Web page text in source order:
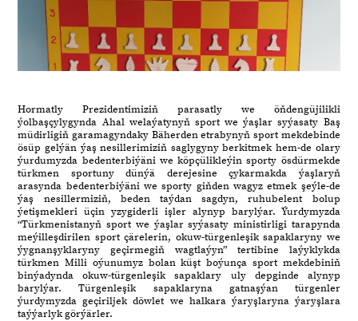
Hormatly Prezidentimiziň parasatly we öňdengüjilikli
ýolbaşçylygynda Ahal welaýatynyň sport we ýaşlar syýasaty Baş
müdirligiň garamagyndaky Bäherden etrabynyň sport mekdebinde
ösüp gelýän ýaş nesillerimiziň saglygyny berkitmek hem-de olary
ýurdumyzda bedenterbiýäni we köpçülikleýin sporty ösdürmekde
türkmen sportuny dünýä derejesine çykarmakda ýaşlaryň
arasynda bedenterbiýäni we sporty giňden wagyz etmek şeýle-de
ýaş nesillermiziň, beden taýdan sagdyn, ruhubelent bolup
ýetişmekleri üçin yzygiderli işler alynyp barylýar. Ýurdymyzda
“Türkmenistanyň sport we ýaşlar syýasaty ministirligi tarapynda
meýilleşdirilen sport çärelerin, okuw-türgenleşik sapaklaryny we
ýygnanşyklaryny geçirmegiň wagtlaýyn” tertibine laýyklykda
türkmen Milli oýunumyz bolan küşt boýunça sport mekdebiniň
binýadynda okuw-türgenleşik sapaklary uly depginde alynyp
barylýar. Türgenleşik sapaklaryna gatnaşýan türgenler
ýurdymyzda geçiriljek döwlet we halkara ýaryşlaryna ýaryşlara
taýýarlyk görýärler.